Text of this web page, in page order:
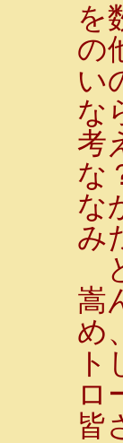
を
の
い
な
考
な
な
み
嵩
め
ロ
皆